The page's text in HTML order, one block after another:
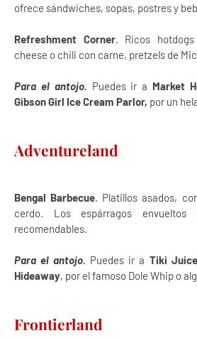
ofrece sándwiches, sopas, postres y
Refreshment Corner. Ricos
cheese o chili con carne, pretzels de
Para el antojo. Puedes ir a Market
Gibson Girl Ice Cream Parlor, por un
Adventureland
Bengal Barbecue. Platillos asados,
cerdo. Los espárragos
recomendables.
Para el antojo. Puedes ir a Tiki
Hideaway, por el famoso Dole Whip o
Frontierland